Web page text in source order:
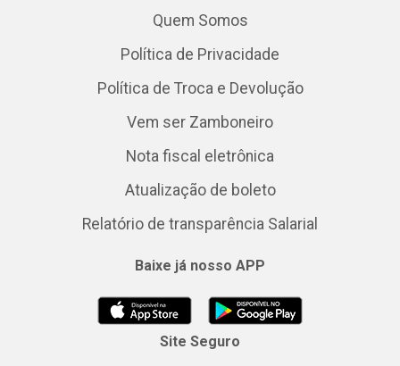
Quem Somos
Política de Privacidade
Política de Troca e Devolução
Vem ser Zamboneiro
Nota fiscal eletrônica
Atualização de boleto
Relatório de transparência Salarial
Baixe já nosso APP
Site Seguro